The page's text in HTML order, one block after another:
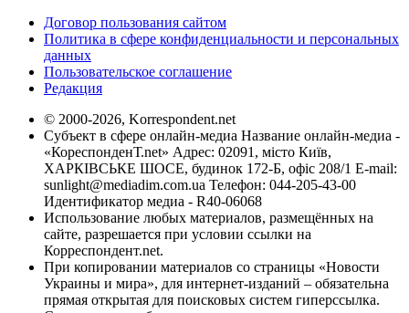
Договор пользования сайтом
Политика в сфере конфиденциальности и персональных
данных
Пользовательское соглашение
Редакция
© 2000-2026, Korrespondent.net
Субъект в сфере онлайн-медиа Название онлайн-медиа -
«КореспонденТ.net» Адрес: 02091, місто Київ,
ХАРКІВСЬКЕ ШОСЕ, будинок 172-Б, офіс 208/1 E-mail:
sunlight@mediadim.com.ua Телефон: 044-205-43-00
Идентификатор медиа - R40-06068
Использование любых материалов, размещённых на
сайте, разрешается при условии ссылки на
Корреспондент.net.
При копировании материалов со страницы «Новости
Украины и мира», для интернет-изданий – обязательна
прямая открытая для поисковых систем гиперссылка.